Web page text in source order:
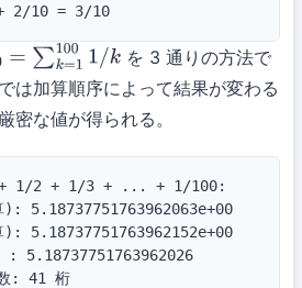
2/10 = 3/10
=∑ k=1100 1/k
を 3 通りの方法で
では加算順序によって結果が変わる
密な値が得られる。
+ 1/2 + 1/3 + ... + 1/100:
): 5.18737751763962063e+00
): 5.18737751763962152e+00
: 5.18737751763962026
: 41 桁